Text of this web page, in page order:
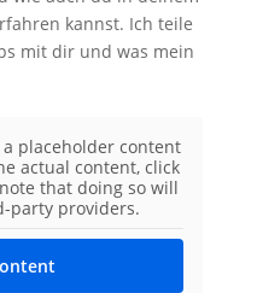
kannst. Ich teile
mit dir und was mein
placeholder content
actual content, click
that doing so will
party providers.